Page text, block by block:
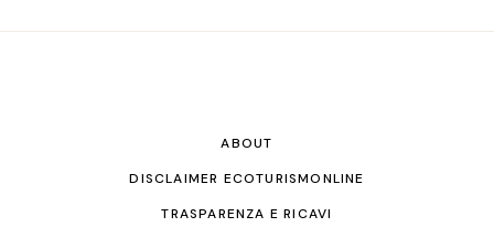
ABOUT
DISCLAIMER ECOTURISMONLINE
TRASPARENZA E RICAVI